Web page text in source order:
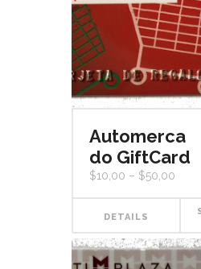
Automerca
do GiftCard
$10,00 – $50,00
DETAILS